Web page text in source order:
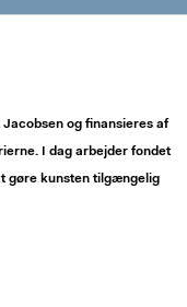
og finansieres af
I dag arbejder fondet
gøre kunsten tilgængelig